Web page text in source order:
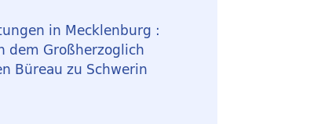
in Mecklenburg :
dem Großherzoglich
Büreau zu Schwerin